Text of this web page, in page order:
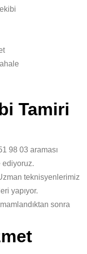
Tamiri
98 03 araması
ediyoruz.
teknisyenlerimiz
yapıyor.
sonra